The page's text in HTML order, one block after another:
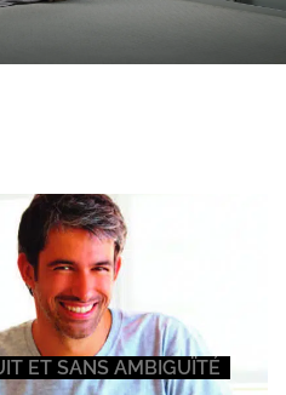
ET SANS AMBIGUÏTÉ